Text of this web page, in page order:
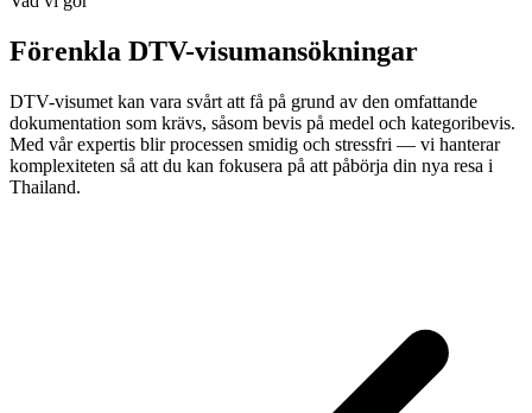
Förenkla DTV-visumansökningar
DTV-visumet kan vara svårt att få på grund av den omfattande
dokumentation som krävs, såsom bevis på medel och kategoribevis.
Med vår expertis blir processen smidig och stressfri — vi hanterar
komplexiteten så att du kan fokusera på att påbörja din nya resa i
Thailand.